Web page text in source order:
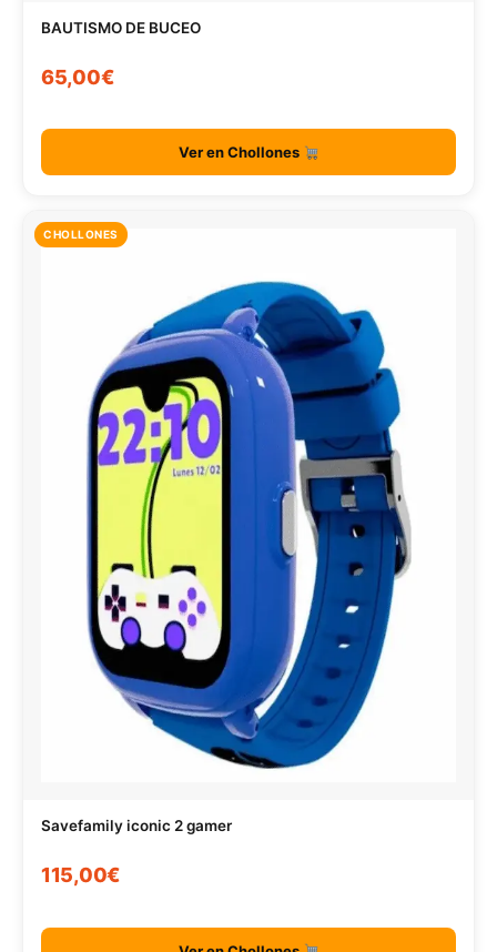
BAUTISMO DE BUCEO
65,00€
Ver en Chollones
CHOLLONES
Savefamily iconic 2 gamer
115,00€